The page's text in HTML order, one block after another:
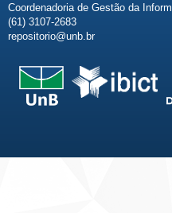
Coordenadoria de Gestão da
(61) 3107-2683
repositorio@unb.br